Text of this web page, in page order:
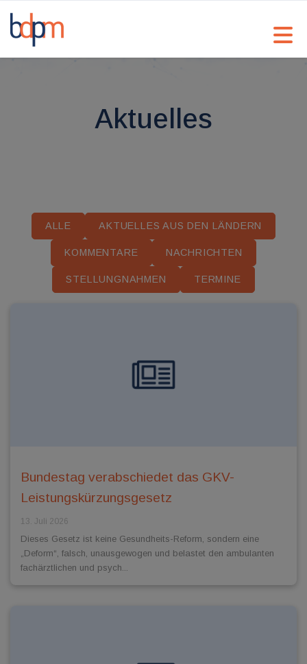
Aktuelles
ALLE AKTUELLES AUS DEN LÄNDERN
KOMMENTARE NACHRICHTEN
STELLUNGNAHMEN TERMINE
Bundestag verabschiedet das GKV-
Leistungskürzungsgesetz
13. Juli 2026
Dieses Gesetz ist keine Gesundheits-Reform, sondern eine
„Deform“, falsch, unausgewogen und belastet den ambulanten
fachärztlichen und psych...